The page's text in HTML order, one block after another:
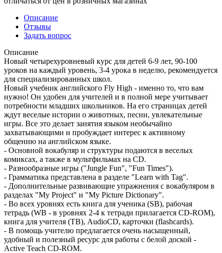
Описание
Отзывы
Задать вопрос
Описание
Новый четырехуровневый курс для детей 6-9 лет, 90-100
уроков на каждый уровень, 3-4 урока в неделю, рекомендуется
для специализированных школ.
Новый учебник английского Fly High - именно то, что вам
нужно! Он удобен для учителей и в полной мере учитывает
потребности младших школьников. На его страницах детей
ждут веселые истории о животных, песни, увлекательные
игры. Все это делает занятия языком необычайно
захватывающими и пробуждает интерес к активному
общению на английском языке.
- Основной вокабуляр и структуры подаются в веселых
комиксах, а также в мультфильмах на CD.
- Разнообразные игры ("Jungle Fun", "Fun Times").
- Грамматика представлена в разделе "Learn with Tag".
- Дополнительные развивающие упражнения с вокабуляром в
разделах "My Project" и "My Picture Dictionary".
- Во всех уровнях есть книга для ученика (SB), рабочая
тетрадь (WB - в уровнях 2-4 к тетради прилагается CD-ROM),
книга для учителя (TB), AudioCD, карточки (flashcards).
- В помощь учителю предлагается очень насыщенный,
удобный и полезный ресурс для работы с белой доской -
Active Teach CD-ROM.